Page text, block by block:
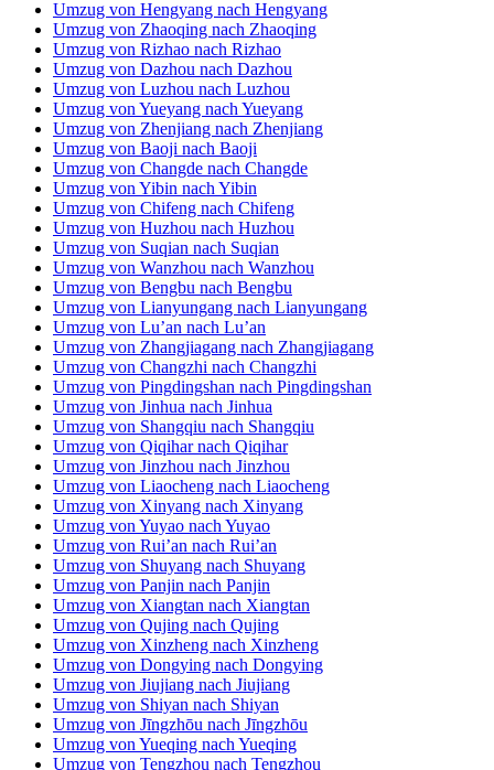
Umzug von Jinzhou nach Jinzhou
Umzug von Liaocheng nach Liaocheng
Umzug von Xinyang nach Xinyang
Umzug von Yuyao nach Yuyao
Umzug von Rui’an nach Rui’an
Umzug von Shuyang nach Shuyang
Umzug von Panjin nach Panjin
Umzug von Xiangtan nach Xiangtan
Umzug von Qujing nach Qujing
Umzug von Xinzheng nach Xinzheng
Umzug von Dongying nach Dongying
Umzug von Jiujiang nach Jiujiang
Umzug von Shiyan nach Shiyan
Umzug von Jīngzhōu nach Jīngzhōu
Umzug von Yueqing nach Yueqing
Umzug von Tengzhou nach Tengzhou
Umzug von Nan’an nach Nan’an
Umzug von Puning nach Puning
Umzug von Guigang nach Guigang
Umzug von Wenling nach Wenling
Umzug von Suzhou nach Suzhou
Umzug von Yixing nach Yixing
Umzug von Lángfāng nach Lángfāng
Umzug von Liuyang nach Liuyang
Umzug von Hengshui nach Hengshui
Umzug von Yulin nach Yulin
Umzug von Jiaozuo nach Jiaozuo
Umzug von Zigong nach Zigong
Umzug von Yangjiang nach Yangjiang
Umzug von Pizhou nach Pizhou
Umzug von Xuchang nach Xuchang
Umzug von Zhangzhou nach Zhangzhou
Umzug von Dezhou nach Dezhou
Umzug von Huaibei nach Huaibei
Umzug von Suining nach Suining
Umzug von Puyang nach Puyang
Umzug von Chenzhou nach Chenzhou
Umzug von Jiangjin nach Jiangjin